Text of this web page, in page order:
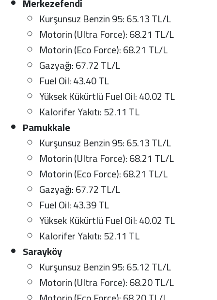
Kurşunsuz Benzin 95: 65.13 TL/L
Motorin (Ultra Force): 68.21 TL/L
Motorin (Eco Force): 68.21 TL/L
Gazyağı: 67.72 TL/L
Fuel Oil: 43.40 TL
Yüksek Kükürtlü Fuel Oil: 40.02 TL
Kalorifer Yakıtı: 52.11 TL
Pamukkale
Kurşunsuz Benzin 95: 65.13 TL/L
Motorin (Ultra Force): 68.21 TL/L
Motorin (Eco Force): 68.21 TL/L
Gazyağı: 67.72 TL/L
Fuel Oil: 43.39 TL
Yüksek Kükürtlü Fuel Oil: 40.02 TL
Kalorifer Yakıtı: 52.11 TL
Sarayköy
Kurşunsuz Benzin 95: 65.12 TL/L
Motorin (Ultra Force): 68.20 TL/L